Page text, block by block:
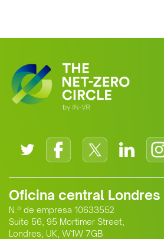
Oficina central Londres
N.º de empresa 10633552
Suite 56, 95 Mortimer Street,
Londres, UK, W1W 7GB